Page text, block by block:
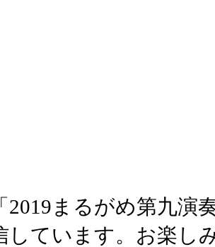
「2019まるがめ第九演
しています。お楽し